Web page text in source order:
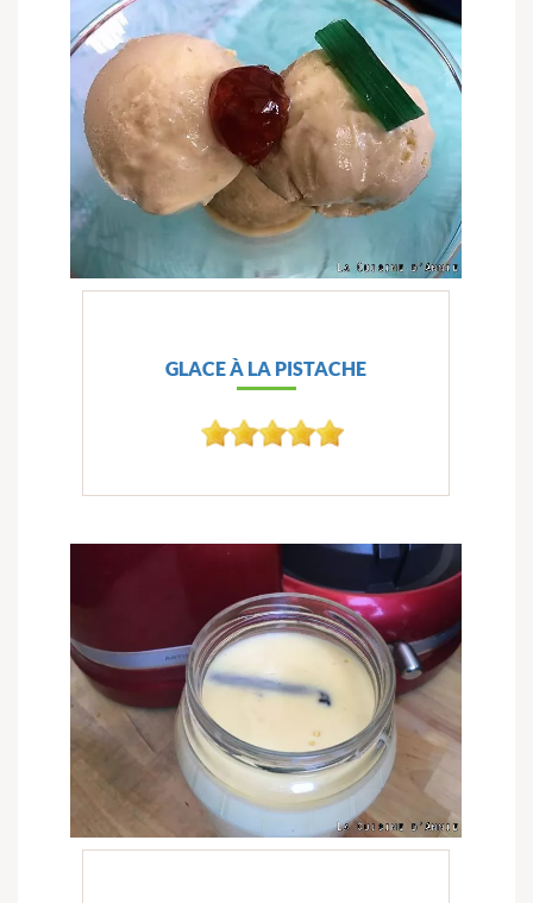
GLACE À LA PISTACHE